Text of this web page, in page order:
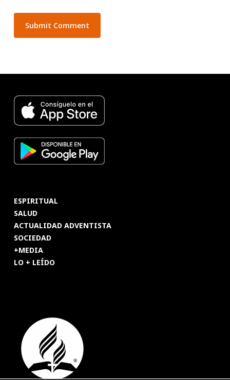
ESPIRITUAL
SALUD
ACTUALIDAD ADVENTISTA
SOCIEDAD
+MEDIA
LO + LEÍDO